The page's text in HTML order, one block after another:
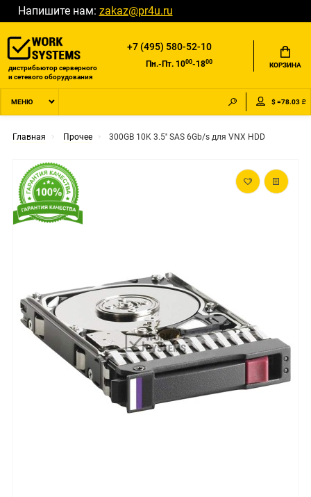
Напишите нам: zakaz@pr4u.ru
дистрибьютор серверного
и сетевого оборудования
+7 (495) 580-52-10
Пн.-Пт. 1000-1800 КОРЗИНА
МЕНЮ $ =78.03 ₽
Главная Прочее 300GB 10K 3.5'' SAS 6Gb/s для VNX HDD